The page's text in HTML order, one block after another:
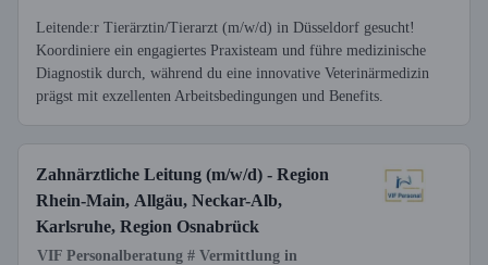
Leitende:r Tierärztin/Tierarzt (m/w/d) in Düsseldorf gesucht!
Koordiniere ein engagiertes Praxisteam und führe medizinische
Diagnostik durch, während du eine innovative Veterinärmedizin
prägst mit exzellenten Arbeitsbedingungen und Benefits.
Zahnärztliche Leitung (m/w/d) - Region
Rhein-Main, Allgäu, Neckar-Alb,
Karlsruhe, Region Osnabrück
VIF Personalberatung # Vermittlung in